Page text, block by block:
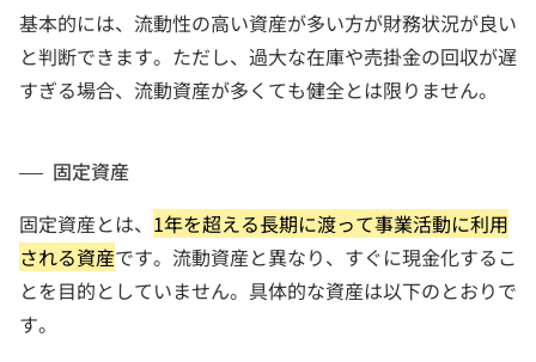
基本的には、流動性の高い資産が多い方が財務状況が良い
と判断できます。ただし、過大な在庫や売掛金の回収が遅
すぎる場合、流動資産が多くても健全とは限りません。
固定資産
固定資産とは、 1年を超える長期に渡って事業活動に利用
される資産です。流動資産と異なり、すぐに現金化するこ
とを目的としていません。具体的な資産は以下のとおりで
す。